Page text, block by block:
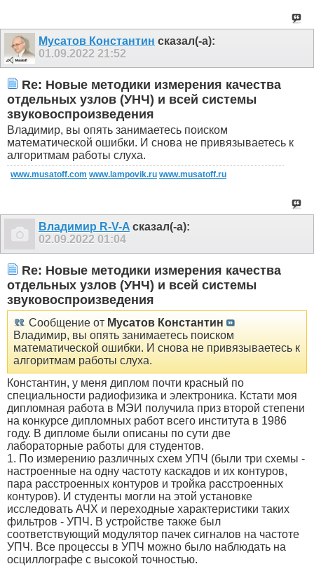
Мусатов Константин сказал(-а):
01.09.2022 21:52
Re: Новые методики измерения качества
отдельных узлов (УНЧ) и всей системы
звуковоспроизведения
Владимир, вы опять занимаетесь поиском
математической ошибки. И снова не привязываетесь к
алгоритмам работы слуха.
www.musatoff.com www.lampovik.ru www.musatoff.ru
Владимир R-V-A сказал(-а):
02.09.2022 01:04
Re: Новые методики измерения качества
отдельных узлов (УНЧ) и всей системы
звуковоспроизведения
Сообщение от Мусатов Константин
Владимир, вы опять занимаетесь поиском
математической ошибки. И снова не привязываетесь к
алгоритмам работы слуха.
Константин, у меня диплом почти красный по
специальности радиофизика и электроника. Кстати моя
дипломная работа в МЭИ получила приз второй степени
на конкурсе дипломных работ всего института в 1986
году. В дипломе были описаны по сути две
лабораторные работы для студентов.
1. По измерению различных схем УПЧ (были три схемы -
настроенные на одну частоту каскадов и их контуров,
пара расстроенных контуров и тройка расстроенных
контуров). И студенты могли на этой установке
исследовать АЧХ и переходные характеристики таких
фильтров - УПЧ. В устройстве также был
соответствующий модулятор пачек сигналов на частоте
УПЧ. Все процессы в УПЧ можно было наблюдать на
осциллографе с высокой точностью.